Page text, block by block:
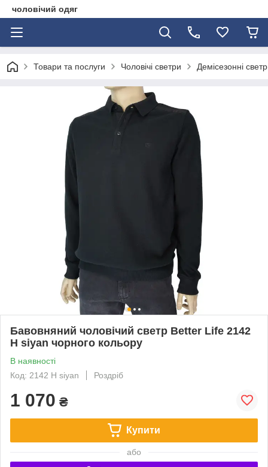
чоловічий одяг
Товари та послуги Чоловічі светри Демісезонні
Бавовняний чоловічий светр Better Life 2142
H siyan чорного кольору
В наявності
Код: 2142 H siyan
Роздріб
1 070 ₴
Купити
або